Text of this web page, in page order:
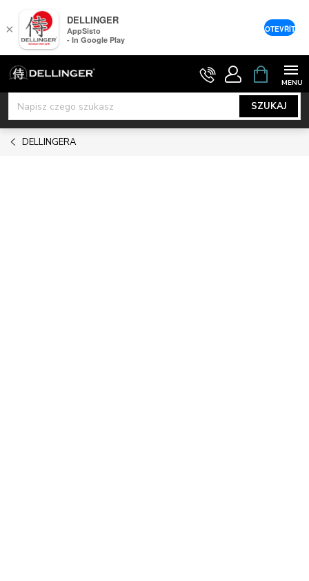
Przejść
do
treści
SZUKAJ
KOSZYK
DELLINGERA
×
DELLINGER
AppSisto
- In Google Play
OTEVŘÍT